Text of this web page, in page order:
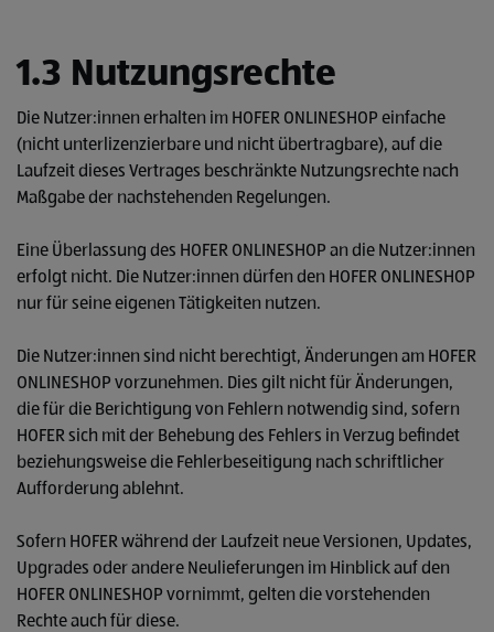
1.3 Nutzungsrechte
Die Nutzer:innen erhalten im HOFER ONLINESHOP einfache
(nicht unterlizenzierbare und nicht übertragbare), auf die
Laufzeit dieses Vertrages beschränkte Nutzungsrechte nach
Maßgabe der nachstehenden Regelungen.
Eine Überlassung des HOFER ONLINESHOP an die Nutzer:innen
erfolgt nicht. Die Nutzer:innen dürfen den HOFER ONLINESHOP
nur für seine eigenen Tätigkeiten nutzen.
Die Nutzer:innen sind nicht berechtigt, Änderungen am HOFER
ONLINESHOP vorzunehmen. Dies gilt nicht für Änderungen,
die für die Berichtigung von Fehlern notwendig sind, sofern
HOFER sich mit der Behebung des Fehlers in Verzug befindet
beziehungsweise die Fehlerbeseitigung nach schriftlicher
Aufforderung ablehnt.
Sofern HOFER während der Laufzeit neue Versionen, Updates,
Upgrades oder andere Neulieferungen im Hinblick auf den
HOFER ONLINESHOP vornimmt, gelten die vorstehenden
Rechte auch für diese.